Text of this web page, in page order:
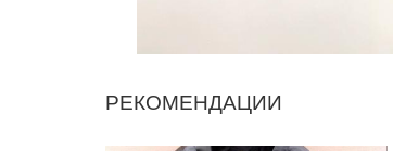
РЕКОМЕНДАЦИИ